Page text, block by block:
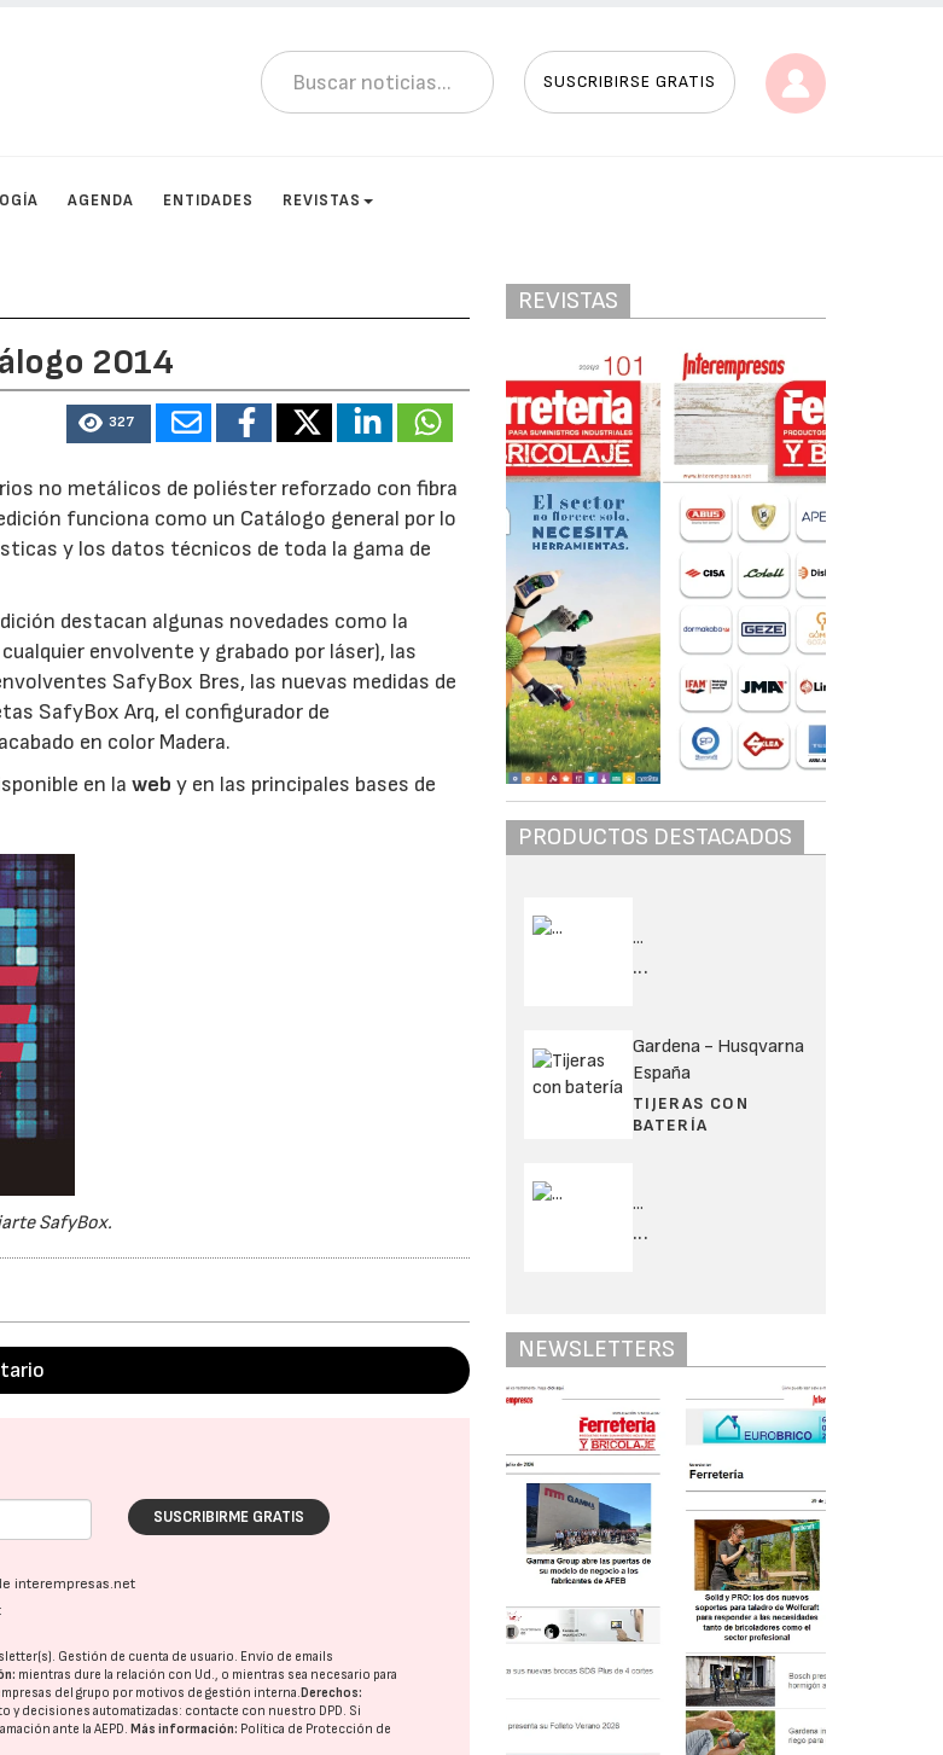
SUSCRIBIRSE GRATIS
AGENDA ENTIDADES REVISTAS
2014
327
no metálicos de poliéster reforzado con fibra
funciona como un Catálogo general por lo
y los datos técnicos de toda la gama de
destacan algunas novedades como la
envolvente y grabado por láser), las
SafyBox Bres, las nuevas medidas de
SafyBox Arq, el configurador de
en color Madera.
en laweb y en las principales bases de
SafyBox.
SUSCRIBIRME GRATIS
interempresas.net
Gestión de cuenta de usuario. Envío de emails
mientras dure la relación con Ud., o mientras sea necesario para
del grupo por motivos de gestión interna.Derechos:
y decisiones automatizadas: contacte con nuestro DPD. Si
ante laAEPD.Más información: Política de Protección de
REVISTAS
PRODUCTOS DESTACADOS
...
...
Gardena - Husqvarna
España
TIJERAS CON
BATERÍA
...
...
NEWSLETTERS